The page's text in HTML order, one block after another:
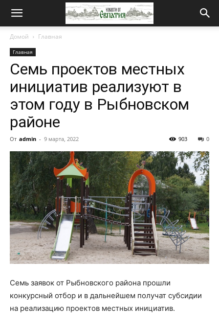
Новости
Домой Главная
Главная
Семь проектов местных
инициатив реализуют в
этом году в Рыбновском
районе
От admin - 9 марта, 2022 0
903
Семь заявок от Рыбновского района прошли
конкурсный отбор и в дальнейшем получат субсидии
на реализацию проектов местных инициатив.